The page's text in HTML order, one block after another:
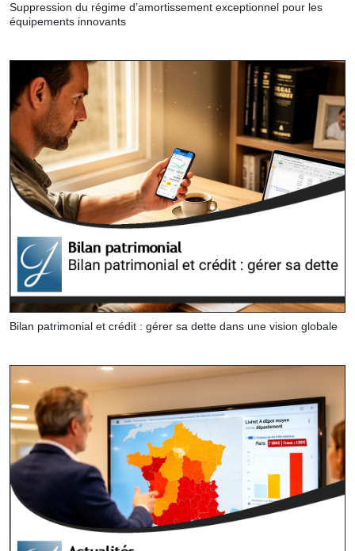
Suppression du régime d’amortissement exceptionnel pour les
équipements innovants
Bilan patrimonial et crédit : gérer sa dette dans une vision globale